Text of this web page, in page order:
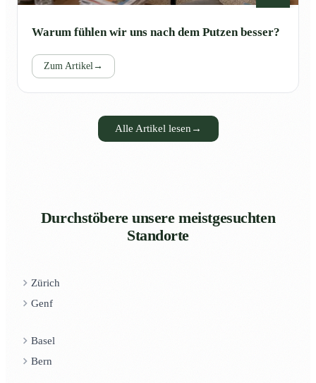
Warum fühlen wir uns nach dem Putzen besser?
Zum Artikel →
Alle Artikel lesen →
Durchstöbere unsere meistgesuchten
Standorte
Zürich
Genf
Basel
Bern